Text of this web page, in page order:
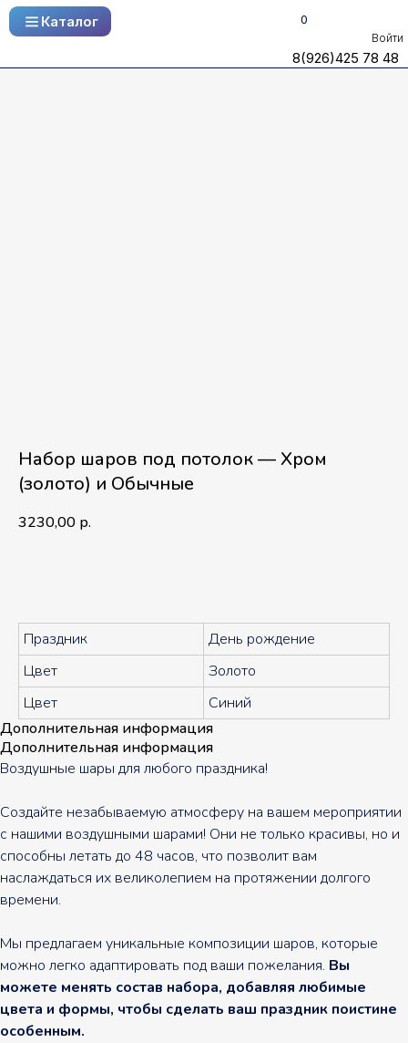
Каталог
Войти
0
8(926)425 78 48
Каталог
8(926)425 78 48
Набор шаров под потолок — Хром
(золото) и Обычные
3230,00 р.
Праздник
День рождение
Цвет
Золото
Цвет
Синий
Дополнительная информация
Дополнительная информация
Воздушные шары для любого праздника!
Создайте незабываемую атмосферу на вашем мероприятии
с нашими воздушными шарами! Они не только красивы, но и
способны летать до 48 часов, что позволит вам
наслаждаться их великолепием на протяжении долгого
времени.
Мы предлагаем уникальные композиции шаров, которые
можно легко адаптировать под ваши пожелания. Вы
можете менять состав набора, добавляя любимые
цвета и формы, чтобы сделать ваш праздник поистине
особенным.